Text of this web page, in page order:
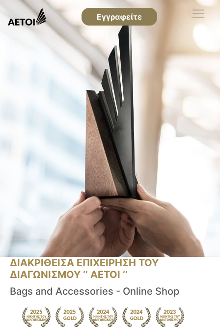
Εγγραφείτε
ΔΙΑΚΡΙΘΕΙΣΑ ΕΠΙΧΕΙΡΗΣΗ ΤΟΥ
ΔΙΑΓΩΝΙΣΜΟΥ ‘’ ΑΕΤΟΙ ‘’
Bags and Accessories - Online Shop